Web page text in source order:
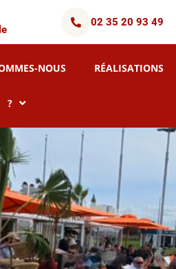
02 35 20 93 49
NOUS
?
RÉALISATIONS